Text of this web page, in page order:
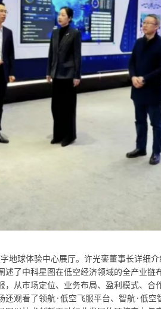
地球体验中心展厅。许光銮董事长详细
述了中科星图在低空经济领域的全产业链
，从市场定位、业务布局、盈利模式、
还观看了领航·低空飞服平台、智航·低